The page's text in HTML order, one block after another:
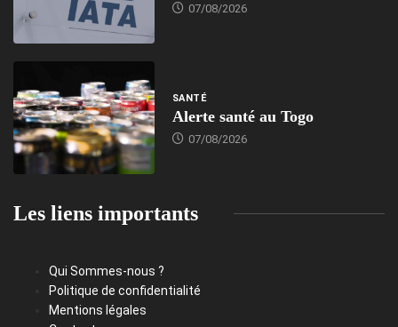
07/08/2026
SANTÉ
Alerte santé au Togo
07/08/2026
Les liens importants
Qui Sommes-nous ?
Politique de confidentialité
Mentions légales